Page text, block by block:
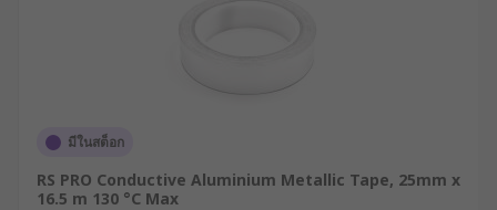
มีในสต็อก
RS PRO Conductive Aluminium Metallic Tape, 25mm x
16.5 m 130 °C Max